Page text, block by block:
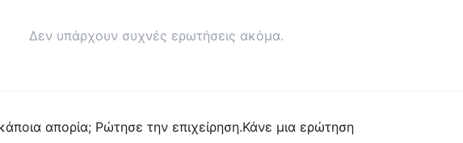
Δεν υπάρχουν συχνές ερωτήσεις ακόμα.
απορία; Ρώτησε την επιχείρηση.Κάνε μια ερώτηση